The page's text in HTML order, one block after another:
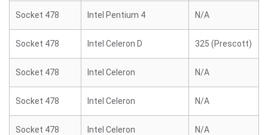
Socket 478 Intel Pentium 4 N/A
Socket 478 Intel Celeron D 325 (Prescott)
Socket 478 Intel Celeron N/A
Socket 478 Intel Celeron N/A
Socket 478 Intel Celeron N/A